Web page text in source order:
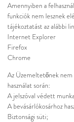
Amennyiben a
funkciók nem lesznek
tájékoztatást az alábbi
Internet Explorer
Firefox
Chrome
Az Üzemeltetőnek nem
használat során:
A jelszóval védett
A bevásárlókosárhoz
Biztonsági süti;